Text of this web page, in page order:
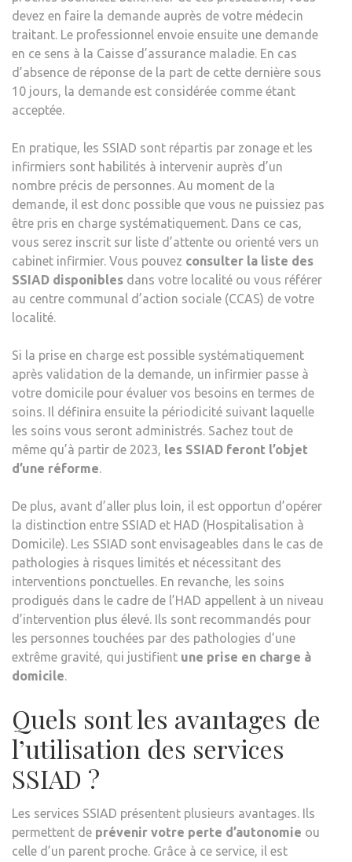
devez en faire la demande auprès de votre médecin
traitant. Le professionnel envoie ensuite une demande
en ce sens à la Caisse d’assurance maladie. En cas
d’absence de réponse de la part de cette dernière sous
10 jours, la demande est considérée comme étant
acceptée.
En pratique, les SSIAD sont répartis par zonage et les
infirmiers sont habilités à intervenir auprès d’un
nombre précis de personnes. Au moment de la
demande, il est donc possible que vous ne puissiez pas
être pris en charge systématiquement. Dans ce cas,
vous serez inscrit sur liste d’attente ou orienté vers un
cabinet infirmier. Vous pouvez consulter la liste des
SSIAD disponibles dans votre localité ou vous référer
au centre communal d’action sociale (CCAS) de votre
localité.
Si la prise en charge est possible systématiquement
après validation de la demande, un infirmier passe à
votre domicile pour évaluer vos besoins en termes de
soins. Il définira ensuite la périodicité suivant laquelle
les soins vous seront administrés. Sachez tout de
même qu’à partir de 2023, les SSIAD feront l’objet
d’une réforme.
De plus, avant d’aller plus loin, il est opportun d’opérer
la distinction entre SSIAD et HAD (Hospitalisation à
Domicile). Les SSIAD sont envisageables dans le cas de
pathologies à risques limités et nécessitant des
interventions ponctuelles. En revanche, les soins
prodigués dans le cadre de l’HAD appellent à un niveau
d’intervention plus élevé. Ils sont recommandés pour
les personnes touchées par des pathologies d’une
extrême gravité, qui justifient une prise en charge à
domicile.
Quels sont les avantages de
l’utilisation des services
SSIAD ?
Les services SSIAD présentent plusieurs avantages. Ils
permettent de prévenir votre perte d’autonomie ou
celle d’un parent proche. Grâce à ce service, il est